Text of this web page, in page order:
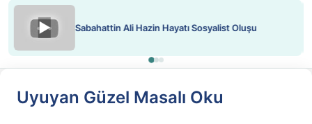
▶ ATEŞ YAKMAK KONU ÖZET J. LONDON
Uyuyan Güzel Masalı Oku